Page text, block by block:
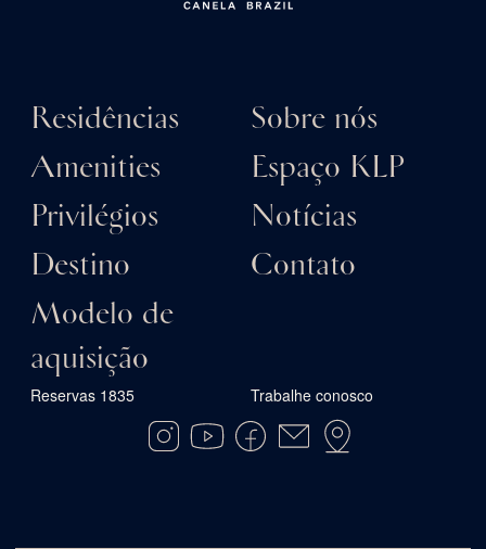
Residências
Amenities
Privilégios
Destino
Modelo de
aquisição
Sobre nós
Espaço KLP
Notícias
Contato
Reservas 1835 Trabalhe conosco